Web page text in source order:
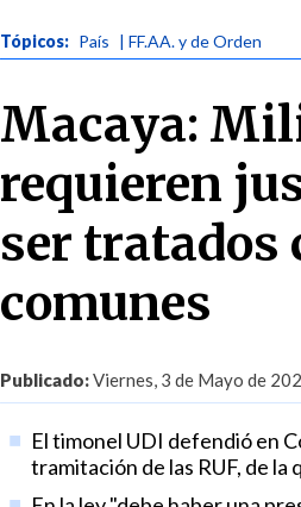
Tópicos: País | FF.AA. y de Orden
Macaya:
requieren
ser tratados
comunes
Publicado:Viernes, 3 de Mayo de
El timonel UDI defendió en
tramitación de las RUF, de